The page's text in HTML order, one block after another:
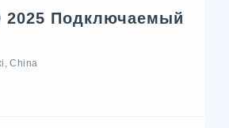
2025 Подключаемый
China